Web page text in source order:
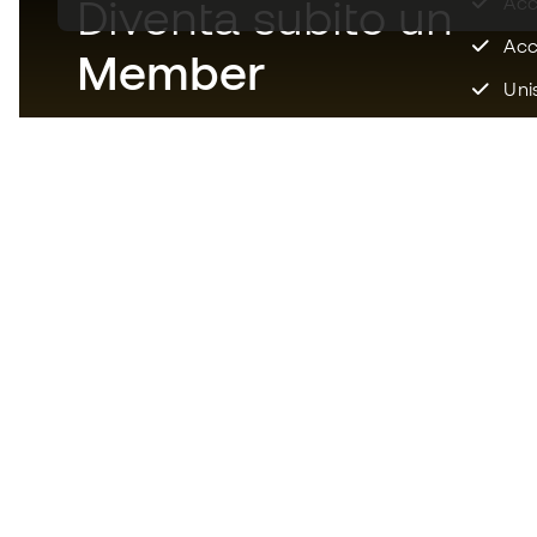
Diventa subito un
Member